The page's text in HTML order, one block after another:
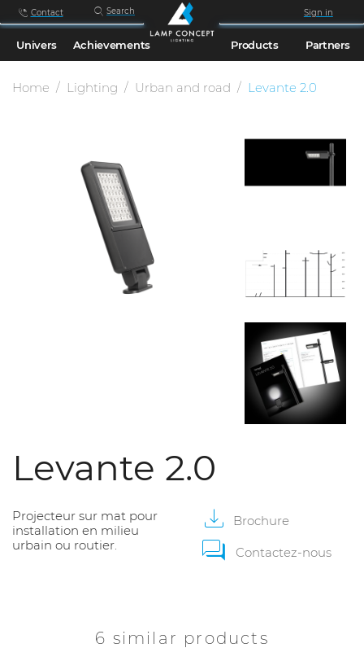
Contact Search Sign in
Univers Achievements Products Partners
Home Lighting Urban and road Levante 2.0
Levante 2.0
Projecteur sur mat pour
installation en milieu
urbain ou routier.
Brochure
Contactez-nous
6 similar products